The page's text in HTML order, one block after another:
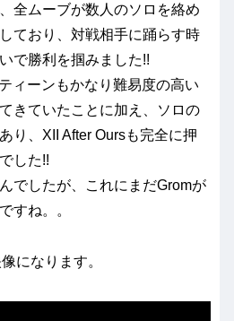
全ムーブが数人のソロを絡め
ており、対戦相手に踊らす時
で勝利を掴みました!!
ィーンもかなり難易度の高い
きていたことに加え、ソロの
り、XII After Oursも完全に押
した!!
でしたが、これにまだGromが
すね。。
になります。